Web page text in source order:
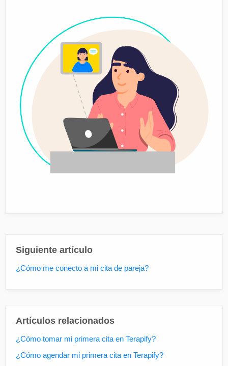
Siguiente artículo
¿Cómo me conecto a mi cita de pareja?
Artículos relacionados
¿Cómo tomar mi primera cita en Terapify?
¿Cómo agendar mi primera cita en Terapify?